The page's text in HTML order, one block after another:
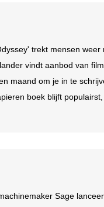
trekt mensen weer
vindt aanbod van
maand om je in te
boek blijft
Sage